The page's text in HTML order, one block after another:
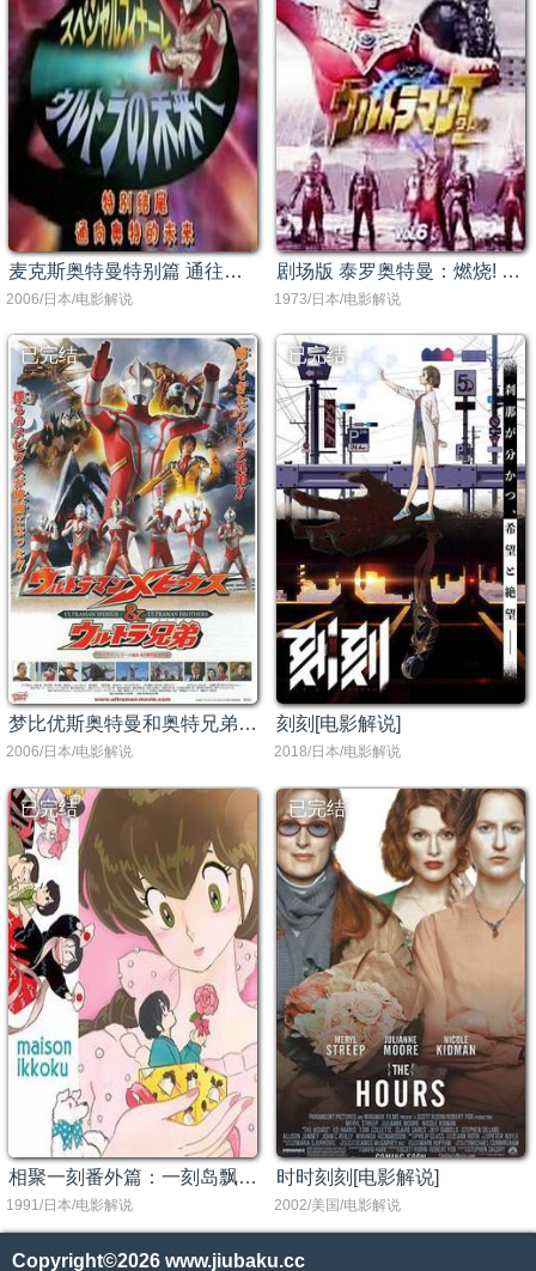
麦克斯奥特曼特别篇 通往奥特的未来[电影解说]
2006/日本/电影解说
剧场版 泰罗奥特曼：燃烧! 奥特6兄弟[电影解说]
1973/日本/电影解说
已完结
梦比优斯奥特曼和奥特兄弟[电影解说]
2006/日本/电影解说
已完结
刻刻[电影解说]
2018/日本/电影解说
已完结
相聚一刻番外篇：一刻岛飘流记[电影解说]
1991/日本/电影解说
已完结
时时刻刻[电影解说]
2002/美国/电影解说
Copyright©2026 www.jiubaku.cc